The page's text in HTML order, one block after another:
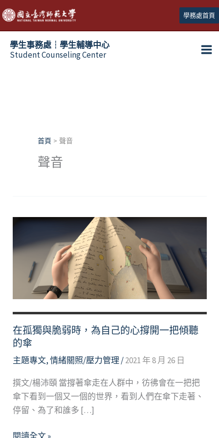
跳
至
主
學務處首頁
學生事務處┆學生輔導中心
Student Counseling Center
首頁 聲音
聲音
在孤獨與脆弱時，為自己的心撐開一把傾聽
的傘
主題專文,情緒關照/壓力管理 /2021 年 8 月 26 日
撰文/楊沛頤 當撐著傘走在人群中，彷彿會在一把把
傘下看到一個又一個的世界，看到人們在傘下走著、
停留、為了和誰多 […]
在